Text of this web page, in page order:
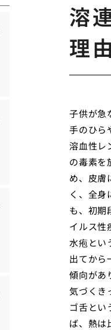
溶
理由
子供が急
手のひら
溶血性レ
の毒素を
め、皮膚
く、全
も、初期
イルス性
水疱とい
出てから
傾向があ
気づくき
ゴ舌とい
ば、熱は